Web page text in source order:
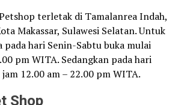
terletak di Tamalanrea Indah,
Makassar, Sulawesi Selatan. Untuk
pada hari Senin-Sabtu buka mulai
pm WITA. Sedangkan pada hari
12.00 am – 22.00 pm WITA.